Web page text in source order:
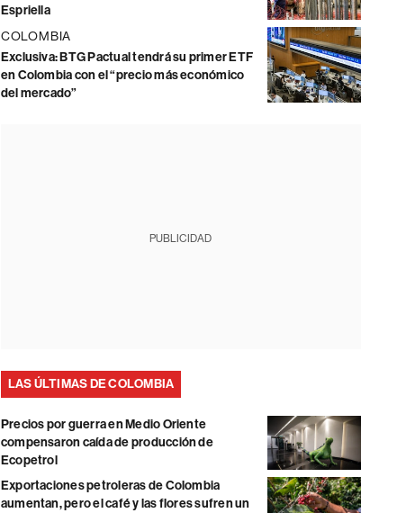
Espriella
COLOMBIA
Exclusiva: BTG Pactual tendrá su primer ETF
en Colombia con el “precio más económico
del mercado”
PUBLICIDAD
LAS ÚLTIMAS DE COLOMBIA
Precios por guerra en Medio Oriente
compensaron caída de producción de
Ecopetrol
Exportaciones petroleras de Colombia
aumentan, pero el café y las flores sufren un